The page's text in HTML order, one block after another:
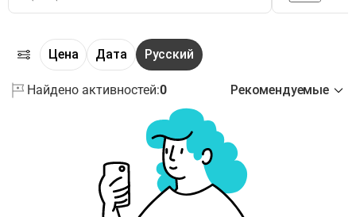
Цена Дата Русский
Найдено активностей:0 Рекомендуемые